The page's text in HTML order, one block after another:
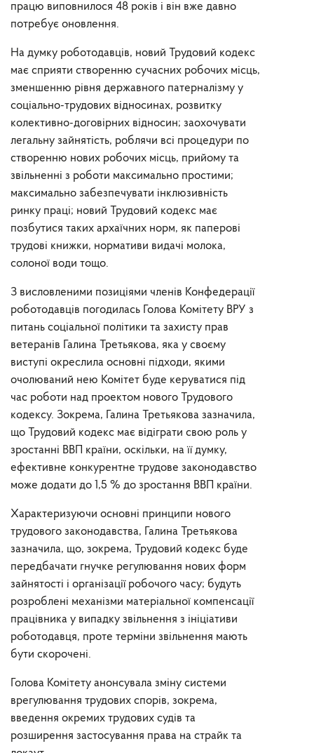
працю виповнилося 48 років і він вже давно
потребує оновлення.
На думку роботодавців, новий Трудовий кодекс
має сприяти створенню сучасних робочих місць,
зменшенню рівня державного патерналізму у
соціально-трудових відносинах, розвитку
колективно-договірних відносин; заохочувати
легальну зайнятість, роблячи всі процедури по
створенню нових робочих місць, прийому та
звільненні з роботи максимально простими;
максимально забезпечувати інклюзивність
ринку праці; новий Трудовий кодекс має
позбутися таких архаїчних норм, як паперові
трудові книжки, нормативи видачі молока,
солоної води тощо.
З висловленими позиціями членів Конфедерації
роботодавців погодилась Голова Комітету ВРУ з
питань соціальної політики та захисту прав
ветеранів Галина Третьякова, яка у своєму
виступі окреслила основні підходи, якими
очолюваний нею Комітет буде керуватися під
час роботи над проектом нового Трудового
кодексу. Зокрема, Галина Третьякова зазначила,
що Трудовий кодекс має відіграти свою роль у
зростанні ВВП країни, оскільки, на її думку,
ефективне конкурентне трудове законодавство
може додати до 1,5 % до зростання ВВП країни.
Характеризуючи основні принципи нового
трудового законодавства, Галина Третьякова
зазначила, що, зокрема, Трудовий кодекс буде
передбачати гнучке регулювання нових форм
зайнятості і організації робочого часу; будуть
розроблені механізми матеріальної компенсації
працівника у випадку звільнення з ініціативи
роботодавця, проте терміни звільнення мають
бути скорочені.
Голова Комітету анонсувала зміну системи
врегулювання трудових спорів, зокрема,
введення окремих трудових судів та
розширення застосування права на страйк та